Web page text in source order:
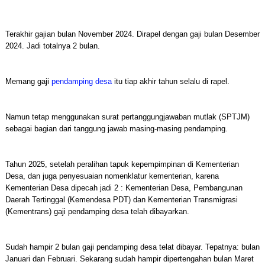
Terakhir gajian bulan November 2024. Dirapel dengan gaji bulan Desember
2024. Jadi totalnya 2 bulan.
Memang gaji pendamping desaitu tiap akhir tahun selalu di rapel.
Namun tetap menggunakan surat pertanggungjawaban mutlak (SPTJM)
sebagai bagian dari tanggung jawab masing-masing pendamping.
Tahun 2025, setelah peralihan tapuk kepempimpinan di Kementerian
Desa, dan juga penyesuaian nomenklatur kementerian, karena
Kementerian Desa dipecah jadi 2 : Kementerian Desa, Pembangunan
Daerah Tertinggal (Kemendesa PDT) dan Kementerian Transmigrasi
(Kementrans) gaji pendamping desa telah dibayarkan.
Sudah hampir 2 bulan gaji pendamping desa telat dibayar. Tepatnya: bulan
Januari dan Februari. Sekarang sudah hampir dipertengahan bulan Maret